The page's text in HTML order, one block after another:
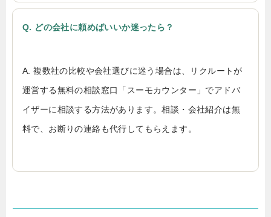
Q. どの会社に頼めばいいか迷ったら？
A. 複数社の比較や会社選びに迷う場合は、リクルートが
運営する無料の相談窓口「スーモカウンター」でアドバ
イザーに相談する方法があります。相談・会社紹介は無
料で、お断りの連絡も代行してもらえます。